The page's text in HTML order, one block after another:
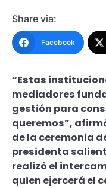
Share via:
Facebook
“Estas
mediadores
gestión para
queremos”,
de la ceremonia
presidenta
realizó el
quien ejercerá el